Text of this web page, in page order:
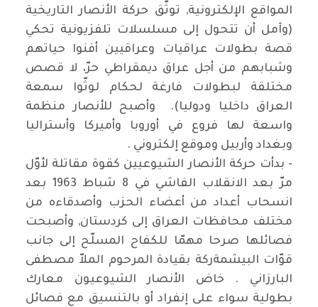
المواقع الإلكترونية, توثّق حركة الأنصار التاريخية
(وآمل أن تتحول إلى مسلسلات تلفزيونية تحكي
قصة بطولات عراقيات وعراقيين أفنوا حياتهم
وشبابهم من أجل عراق ديمقراطي حرّ، لا قصص
مختلقة لبطولات فارغة لحكام لوثّوا سمعة
العراق داخليا ودوليا). وأصبح للأنصار منظمة
واسعة لها فروع في أوروبا وأميركا وأستراليا
وبغداد وأربيل وموقع إلكتروني .
- بدأت حركة الأنصار الشيوعيين كقوة مقاتلة لأوّل
مرّ بعد الانقلاب الفاشي في 8 شباط 1963 بعد
انسحاب أعداد من أعضاء الحزب وأصدقاءه من
مختلف محافظات العراق إلى كردستان, وأصبحت
فصائلها صرحا مهمّا للكفاح المسلّح إلى جانب
قوّات البيشمةركة بقيادة المرحوم الملاّ مصطفى
البارزاني . خاض الأنصار الشيوعيون معارك
بطولية سواء على إنفراد أو بالتنسيق مع فصائل